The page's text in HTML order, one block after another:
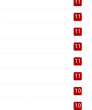
11
11
11
11
11
11
10
10